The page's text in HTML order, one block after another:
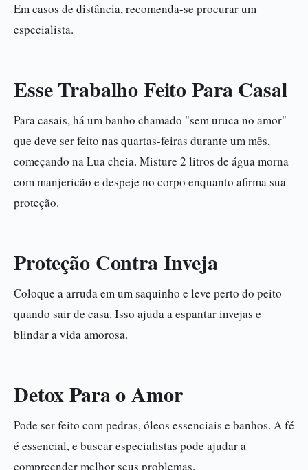
Em casos de distância, recomenda-se procurar um
especialista.
Esse Trabalho Feito Para Casal
Para casais, há um banho chamado "sem uruca no amor"
que deve ser feito nas quartas-feiras durante um mês,
começando na Lua cheia. Misture 2 litros de água morna
com manjericão e despeje no corpo enquanto afirma sua
proteção.
Proteção Contra Inveja
Coloque a arruda em um saquinho e leve perto do peito
quando sair de casa. Isso ajuda a espantar invejas e
blindar a vida amorosa.
Detox Para o Amor
Pode ser feito com pedras, óleos essenciais e banhos. A fé
é essencial, e buscar especialistas pode ajudar a
compreender melhor seus problemas.